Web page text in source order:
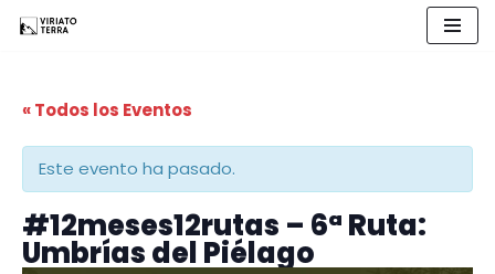
contenido
« Todos los Eventos
Este evento ha pasado.
#12meses12rutas – 6ª Ruta:
Umbrías del Piélago